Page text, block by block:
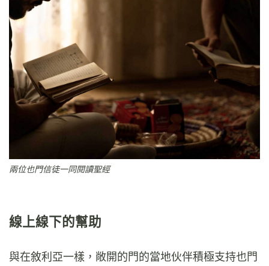
兩位也門信徒一同閱讀聖經
線上線下的幫助
與在敘利亞一樣，敞開的門的當地伙伴積極支持也門